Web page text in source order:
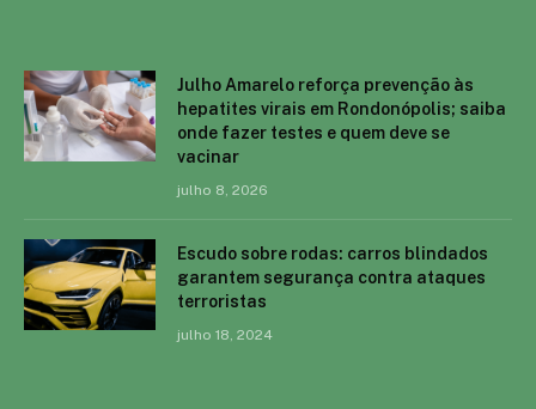
Julho Amarelo reforça prevenção às
hepatites virais em Rondonópolis; saiba
onde fazer testes e quem deve se
vacinar
julho 8, 2026
Escudo sobre rodas: carros blindados
garantem segurança contra ataques
terroristas
julho 18, 2024